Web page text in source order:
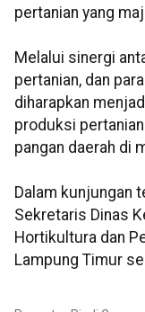
pertanian yang
Melalui sinergi
pertanian, dan
diharapkan
produksi
pangan daerah di
Dalam kunjungan
Sekretaris Dinas
Hortikultura dan
Lampung Timur